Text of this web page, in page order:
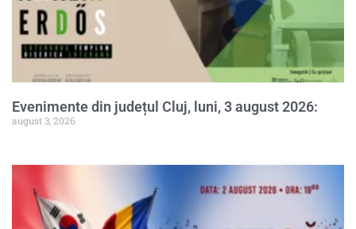
Evenimente din județul Cluj, luni, 3 august 2026:
august 3, 2026